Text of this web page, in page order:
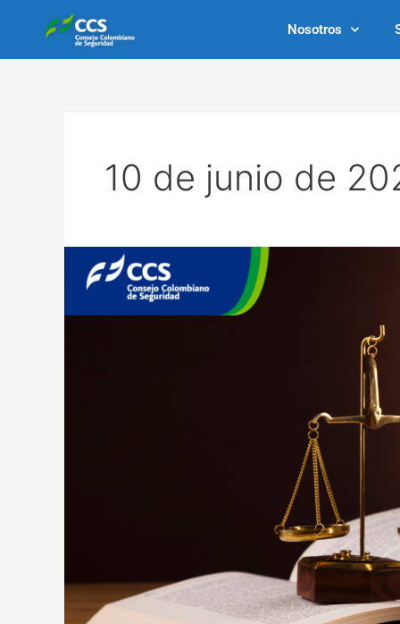
Nosotros
10 de junio de
Normativa
nacional